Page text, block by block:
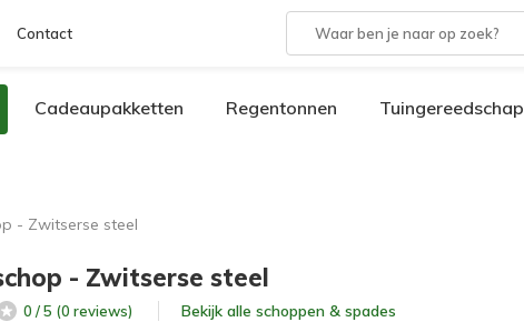
Contact
Cadeaupakketten Regentonnen Tuingereedschap
- Zwitserse steel
- Zwitserse steel
0 / 5 (0 reviews) Bekijk alle schoppen & spades